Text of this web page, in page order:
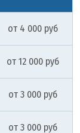
от 4 000 руб
от 12 000 руб
от 3 000 руб
от 3 000 руб